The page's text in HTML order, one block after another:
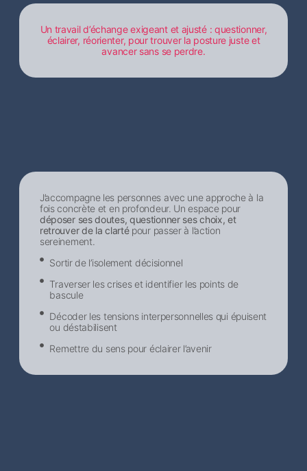
Un travail d’échange exigeant et ajusté : questionner,
éclairer, réorienter, pour trouver la posture juste et
avancer sans se perdre.
J’accompagne les personnes avec une approche à la
fois concrète et en profondeur. Un espace pour
déposer ses doutes, questionner ses choix, et
retrouver de la clartépour passer à l’action
sereinement.
Sortir de l’isolement décisionnel​
Traverser les crises et identifier les points de
bascule
Décoder les tensions interpersonnelles qui épuisent
ou déstabilisent
Remettre du sens pour éclairer l’avenir